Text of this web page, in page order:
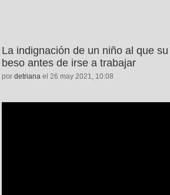
La indignación de un niño al que
beso antes de irse a trabajar
por detriana el 26 may 2021, 10:08